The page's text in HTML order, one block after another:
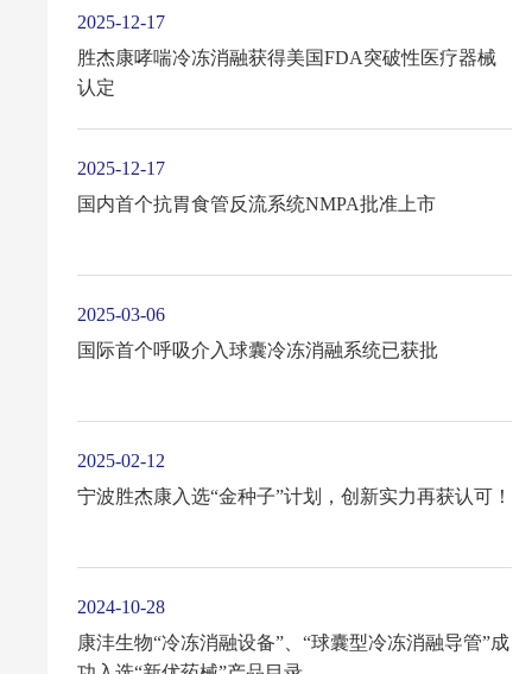
2025-12-17
胜杰康哮喘冷冻消融获得美国FDA突破性医疗器械
认定
2025-12-17
国内首个抗胃食管反流系统NMPA批准上市
2025-03-06
国际首个呼吸介入球囊冷冻消融系统已获批
2025-02-12
宁波胜杰康入选“金种子”计划，创新实力再获认可！
2024-10-28
康沣生物“冷冻消融设备”、“球囊型冷冻消融导管”成